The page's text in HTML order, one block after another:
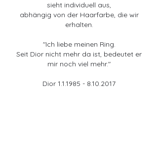
sieht individuell aus,
erhalten.
"Ich liebe meinen Ring.
mir noch viel mehr."
Dior 1.1.1985 - 8.10.2017